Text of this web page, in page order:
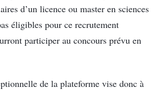
d’un licence ou master en sciences
éligibles pour ce recrutement
participer au concours prévu en
de la plateforme vise donc à